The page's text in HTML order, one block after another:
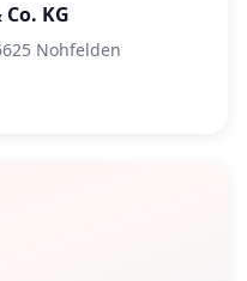
KG
Nohfelden